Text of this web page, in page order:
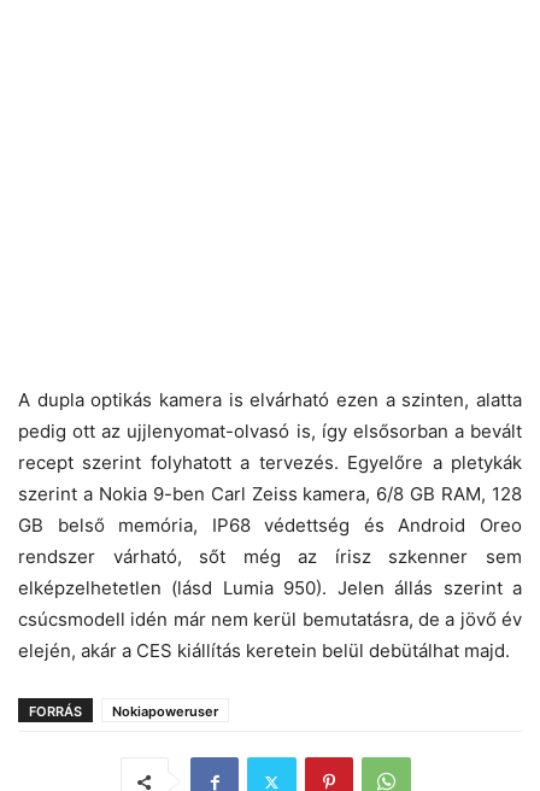
A dupla optikás kamera is elvárható ezen a szinten, alatta
pedig ott az ujjlenyomat-olvasó is, így elsősorban a bevált
recept szerint folyhatott a tervezés. Egyelőre a pletykák
szerint a Nokia 9-ben Carl Zeiss kamera, 6/8 GB RAM, 128
GB belső memória, IP68 védettség és Android Oreo
rendszer várható, sőt még az írisz szkenner sem
elképzelhetetlen (lásd Lumia 950). Jelen állás szerint a
csúcsmodell idén már nem kerül bemutatásra, de a jövő év
elején, akár a CES kiállítás keretein belül debütálhat majd.
FORRÁS Nokiapoweruser